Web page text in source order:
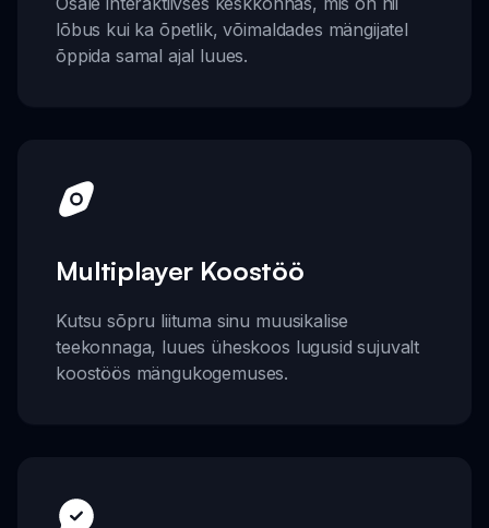
lõbus kui ka õpetlik, võimaldades mängijatel
õppida samal ajal luues.
Multiplayer Koostöö
Kutsu sõpru liituma sinu muusikalise
teekonnaga, luues üheskoos lugusid sujuvalt
koostöös mängukogemuses.